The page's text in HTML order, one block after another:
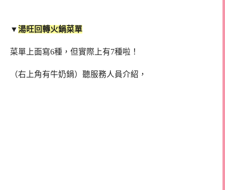
▼湯旺回轉火鍋菜單
菜單上面寫6種，但實際上有7種啦！
（右上角有牛奶鍋）聽服務人員介紹，